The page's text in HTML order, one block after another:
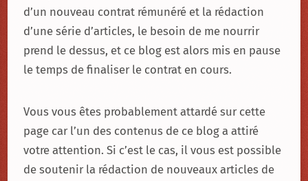
d’un nouveau contrat rémunéré et la rédaction
d’une série d’articles, le besoin de me nourrir
prend le dessus, et ce blog est alors mis en pause
le temps de finaliser le contrat en cours.
Vous vous êtes probablement attardé sur cette
page car l’un des contenus de ce blog a attiré
votre attention. Si c’est le cas, il vous est possible
de soutenir la rédaction de nouveaux articles de